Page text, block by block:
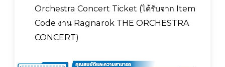
Orchestra Concert Ticket (ได้รับจาก Item
Code งาน Ragnarok THE ORCHESTRA
CONCERT)